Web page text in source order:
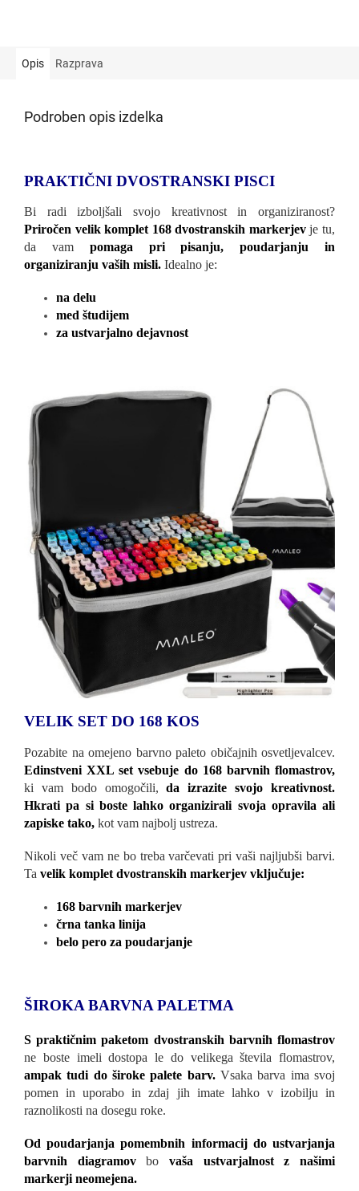
Opis Razprava
Podroben opis izdelka
PRAKTIČNI DVOSTRANSKI PISCI
Bi radi izboljšali svojo kreativnost in organiziranost?
Priročen velik komplet 168 dvostranskih markerjevje tu,
da vampomaga pri pisanju, poudarjanju in
organiziranju vaših misli. Idealno je:
na delu
med študijem
za ustvarjalno dejavnost
VELIK SET DO 168 KOS
Pozabite na omejeno barvno paleto običajnih osvetljevalcev.
Edinstveni XXL set vsebuje do 168 barvnih flomastrov,
ki vam bodo omogočili,da izrazite svojo kreativnost.
Hkrati pa si boste lahko organizirali svoja opravila ali
zapiske tako, kot vam najbolj ustreza.
Nikoli več vam ne bo treba varčevati pri vaši najljubši barvi.
Ta velik komplet dvostranskih markerjev vključuje:
168 barvnih markerjev
črna tanka linija
belo pero za poudarjanje
ŠIROKA BARVNA PALETMA
S praktičnim paketom dvostranskih barvnih flomastrov
ne boste imeli dostopa le do velikega števila flomastrov,
ampak tudi do široke palete barv. Vsaka barva ima svoj
pomen in uporabo in zdaj jih imate lahko v izobilju in
raznolikosti na dosegu roke.
Od poudarjanja pomembnih informacij do ustvarjanja
barvnih diagramovbovaša ustvarjalnost z našimi
markerji neomejena.